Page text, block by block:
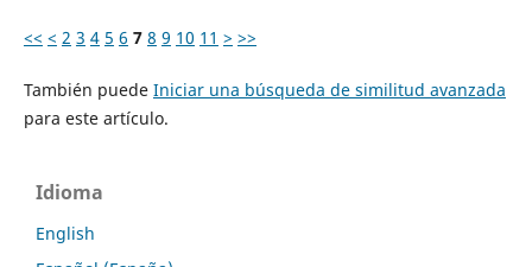
<< < 2 3 4 5 6 7 8 9 10 11 > >>
También puede Iniciar una búsqueda de similitud avanzada
para este artículo.
Idioma
English